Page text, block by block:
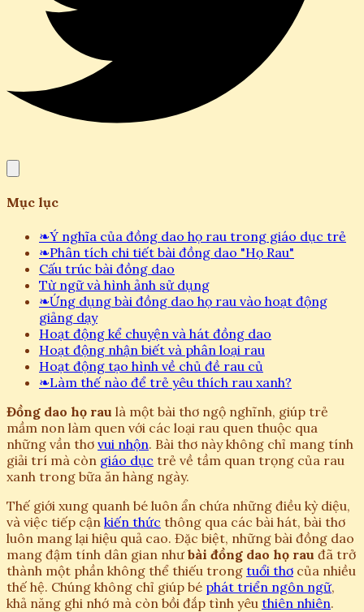
Mục lục
❧Ý nghĩa của đồng dao họ rau trong giáo dục trẻ
❧Phân tích chi tiết bài đồng dao "Họ Rau"
Cấu trúc bài đồng dao
Từ ngữ và hình ảnh sử dụng
❧Ứng dụng bài đồng dao họ rau vào hoạt động
giảng dạy
Hoạt động kể chuyện và hát đồng dao
Hoạt động nhận biết và phân loại rau
Hoạt động tạo hình về chủ đề rau củ
❧Làm thế nào để trẻ yêu thích rau xanh?
Đồng dao họ rau là một bài thơ ngộ nghĩnh, giúp trẻ
mầm non làm quen với các loại rau quen thuộc qua
những vần thơ vui nhộn. Bài thơ này không chỉ mang tính
giải trí mà còn giáo dục trẻ về tầm quan trọng của rau
xanh trong bữa ăn hàng ngày.
Thế giới xung quanh bé luôn ẩn chứa những điều kỳ diệu,
và việc tiếp cận kiến thức thông qua các bài hát, bài thơ
luôn mang lại hiệu quả cao. Đặc biệt, những bài đồng dao
mang đậm tính dân gian như bài đồng dao họ rau đã trở
thành một phần không thể thiếu trong tuổi thơ của nhiều
thế hệ. Chúng không chỉ giúp bé phát triển ngôn ngữ,
khả năng ghi nhớ mà còn bồi đắp tình yêu thiên nhiên.